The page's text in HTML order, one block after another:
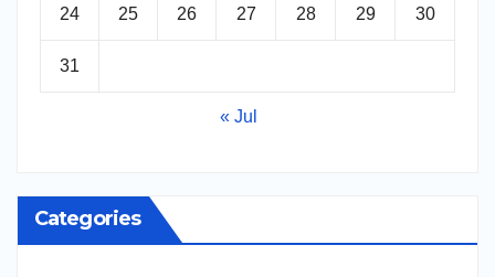
24 25 26 27 28 29 30
31
« Jul
Categories